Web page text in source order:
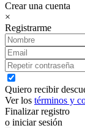
Crear una cuenta
×
Registrarme
Quiero recibir
Ver los términos y
Finalizar registro
o iniciar sesión